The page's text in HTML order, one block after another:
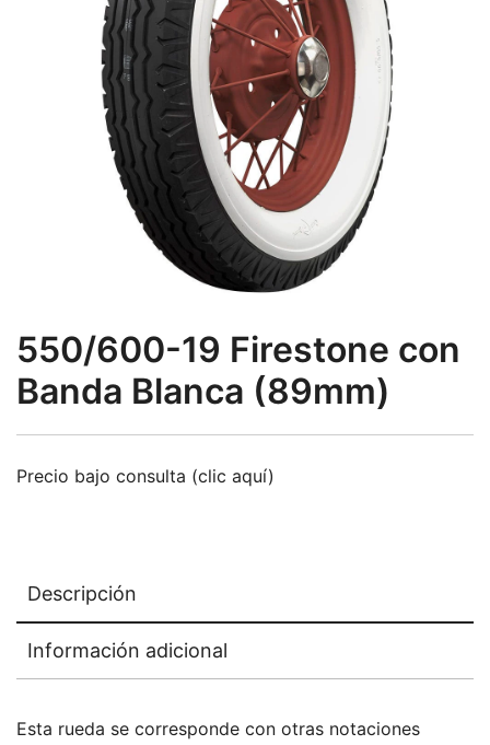
550/600-19 Firestone con
Banda Blanca (89mm)
Precio bajo consulta (clic aquí)
Descripción
Información adicional
Esta rueda se corresponde con otras notaciones